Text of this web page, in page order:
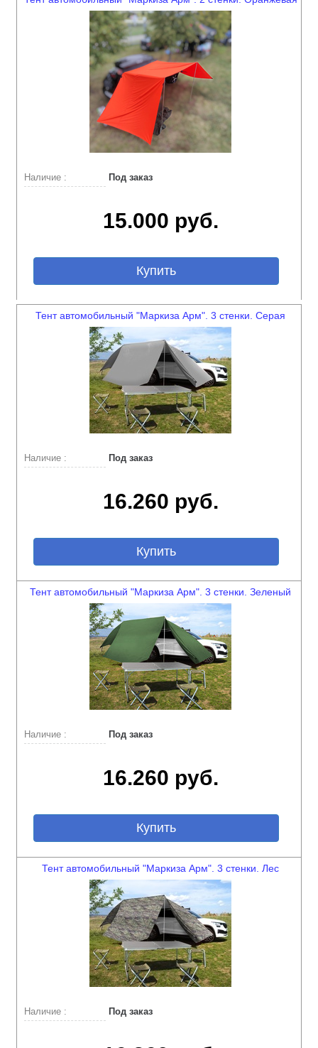
Наличие : Под заказ
15.000 руб.
Купить
Тент автомобильный "Маркиза Арм". 3 стенки. Серая
Наличие : Под заказ
16.260 руб.
Купить
Тент автомобильный "Маркиза Арм". 3 стенки. Зеленый
Наличие : Под заказ
16.260 руб.
Купить
Тент автомобильный "Маркиза Арм". 3 стенки. Лес
Наличие : Под заказ